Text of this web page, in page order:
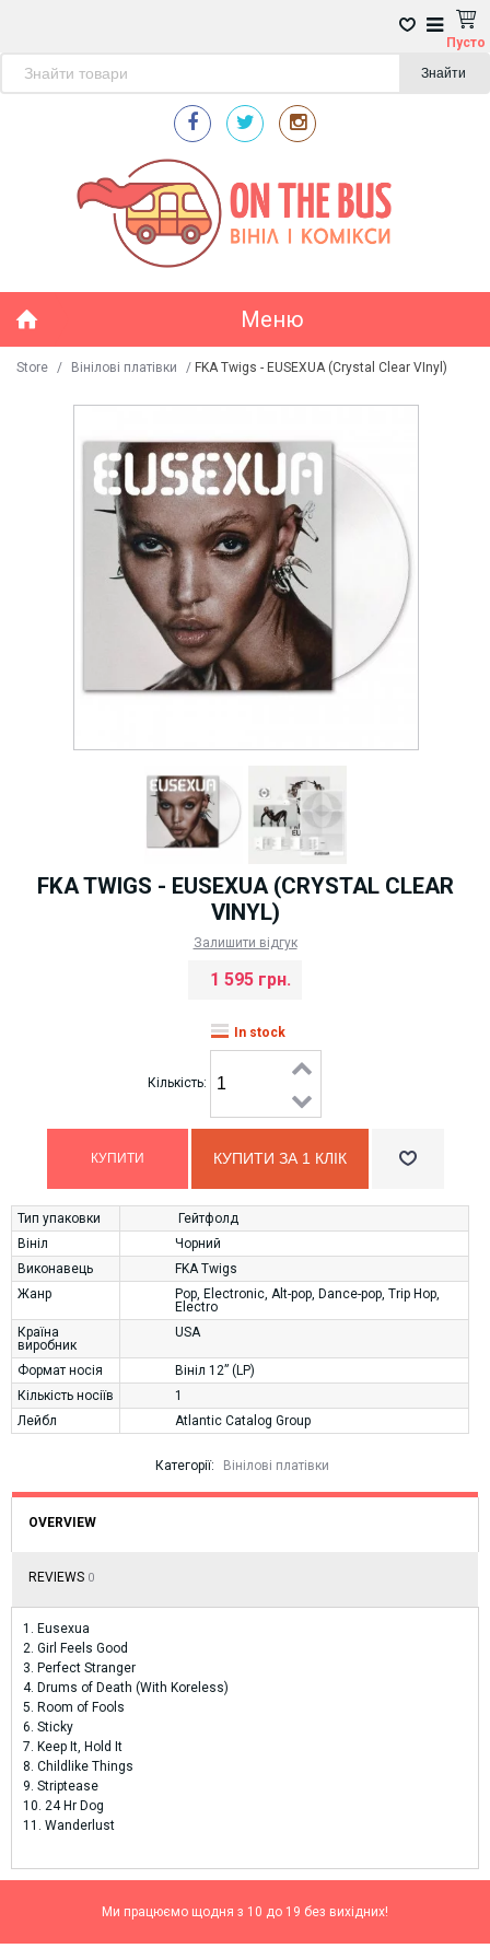
Пусто
Знайти
Меню
Store / Вінілові платівки / FKA Twigs - EUSEXUA (Crystal Clear VInyl)
FKA TWIGS - EUSEXUA (CRYSTAL CLEAR
VINYL)
Залишити відгук
1 595 грн.
In stock
Кількість:
КУПИТИ ЗА 1 КЛIК
Тип упаковки
Гейтфолд
Вініл
Чорний
Виконавець
FKA Twigs
Жанр
Pop Electronic Alt-pop Dance-pop Trip Hop
Electro
Країна
виробник
USA
Формат носія
Вініл 12” (LP)
Кількість носіїв
1
Лейбл
Atlantic Catalog Group
Категорії: Вінілові платівки
OVERVIEW
REVIEWS 0
1. Eusexua
2. Girl Feels Good
3. Perfect Stranger
4. Drums of Death (With Koreless)
5. Room of Fools
6. Sticky
7. Keep It, Hold It
8. Childlike Things
9. Striptease
10. 24 Hr Dog
11. Wanderlust
Ми працюємо щодня з 10 до 19 без вихідних!